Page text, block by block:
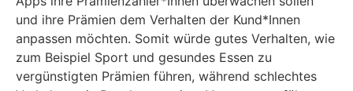
und ihre Prämien dem Verhalten der Kund*Innen
anpassen möchten. Somit würde gutes Verhalten, wie
zum Beispiel Sport und gesundes Essen zu
vergünstigten Prämien führen, während schlechtes